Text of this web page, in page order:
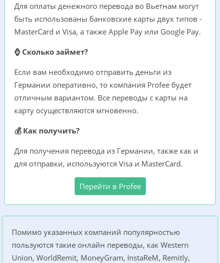
Для оплаты денежного перевода во Вьетнам могут
быть использованы банковские карты двух типов -
MasterCard и Visa, а также Apple Pay или Google Pay.
⌚ Сколько займет?
Если вам необходимо отправить деньги из
Германии оперативно, то компания Profee будет
отличным вариантом. Все переводы с карты на
карту осуществляются мгновенно.
💰 Как получить?
Для получения перевода из Германии, также как и
для отправки, используются Visa и MasterCard.
Перейти в Profee
Помимо указанных компаний популярностью
пользуются такие онлайн переводы, как Western
Union, WorldRemit, MoneyGram, InstaReM, Remitly,